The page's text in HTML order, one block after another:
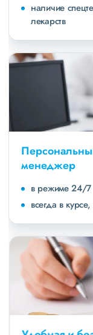
наличие
лекарств
менеджер
в режиме 24/7
всегда в